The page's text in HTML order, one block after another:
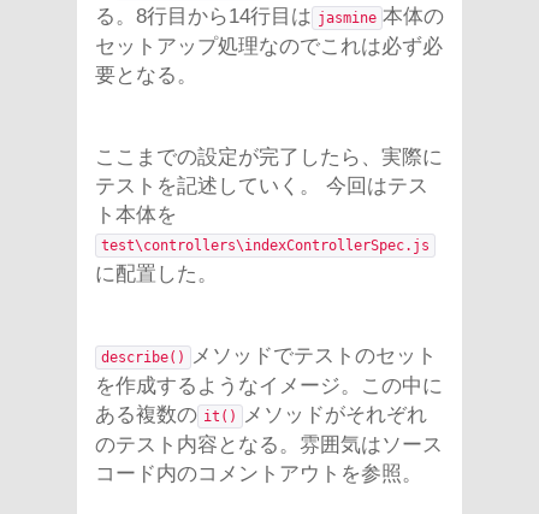
る。8行目から14行目は jasmine 本体の
セットアップ処理なのでこれは必ず必
要となる。
ここまでの設定が完了したら、実際に
テストを記述していく。 今回はテス
ト本体を
test\controllers\indexControllerSpec.js
に配置した。
describe()
メソッドでテストのセット
を作成するようなイメージ。この中に
ある複数の it()
メソッドがそれぞれ
のテスト内容となる。雰囲気はソース
コード内のコメントアウトを参照。